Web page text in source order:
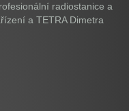
radiostanice a
a TETRA Dimetra